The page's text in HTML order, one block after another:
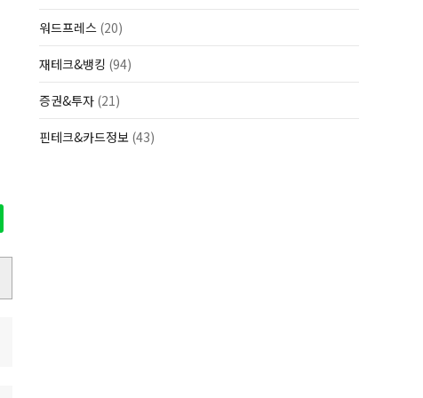
워드프레스 (20)
재테크&뱅킹 (94)
증권&투자 (21)
핀테크&카드정보 (43)